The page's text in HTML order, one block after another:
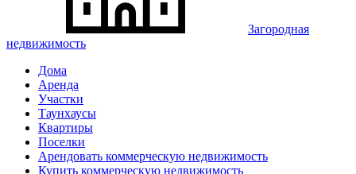
Загородная
недвижимость
Дома
Аренда
Участки
Таунхаусы
Квартиры
Поселки
Арендовать коммерческую недвижимость
Купить коммерческую недвижимость